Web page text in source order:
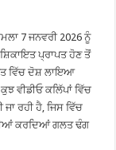
7 ਜਨਵਰੀ 2026 ਨੂੰ
ਪ੍ਰਾਪਤ ਹੋਣ ਤੋਂ
ਵਿੱਚ ਦੋਸ਼ ਲਾਇਆ
ਵੀਡੀਓ ਕਲਿੱਪਾਂ ਵਿੱਚ
ਰਹੀ ਹੈ, ਜਿਸ ਵਿੱਚ
ਕਰਦਿਆਂ ਗਲਤ ਢੰਗ